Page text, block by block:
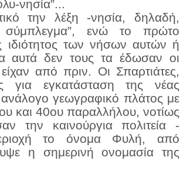
νησία”...
την λέξη -νησία, δηλαδή,
σύμπλεγμα”, ενώ το πρώτο
ιδιότητος των νήσων αυτών ή
αυτά δεν τους τα έδωσαν οι
από πριν. Οι Σπαρτιάτες,
για εγκατάσταση της νέας
γεωγραφικό πλάτος με
και 40ου παραλλήλου, νοτίως
την καινούργια πολιτεία -
το όνομα Φυλή, από
η σημερινή ονομασία της